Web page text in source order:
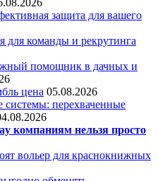
защита для вашего
для команды и рекрутинга
помощник в дачных и
цена 05.08.2026
перехваченные
компаниям нельзя просто
вольер для краснокнижных